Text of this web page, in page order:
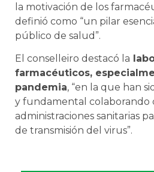
la motivación de los
definió como “un pilar
público de salud”.
El conselleiro destacó la
farmacéuticos,
pandemia, “en la que han
y fundamental colaborando
administraciones sanitarias
de transmisión del virus”.